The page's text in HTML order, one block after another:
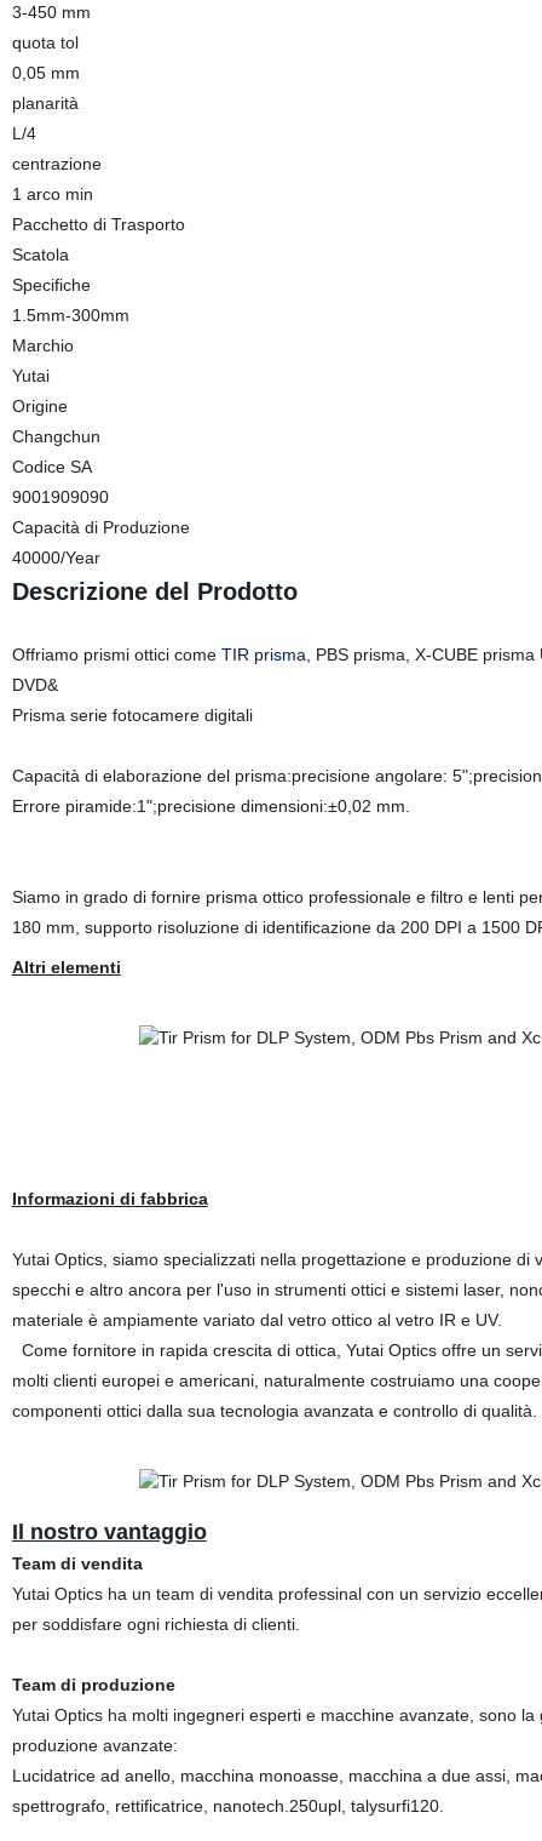
3-450 mm
quota tol
0,05 mm
planarità
L/4
centrazione
1 arco min
Pacchetto di Trasporto
Scatola
Specifiche
1.5mm-300mm
Marchio
Yutai
Origine
Changchun
Codice SA
9001909090
Capacità di Produzione
40000/Year
Descrizione del Prodotto
Offriamo prismi ottici come TIR prisma , PBS prisma, X-CUBE
DVD&
Prisma serie fotocamere digitali
Capacità di elaborazione del prisma:precisione angolare:
Errore piramide:1";precisione dimensioni:±0,02 mm.
Siamo in grado di fornire prisma ottico professionale e filtro e lenti
180 mm, supporto risoluzione di identificazione da 200 DPI a 1500
Altri elementi
Informazioni di fabbrica
Yutai Optics, siamo specializzati nella progettazione e produzione
specchi e altro ancora per l'uso in strumenti ottici e sistemi laser,
materiale è ampiamente variato dal vetro ottico al vetro IR e UV.
Come fornitore in rapida crescita di ottica, Yutai Optics offre un
molti clienti europei e americani, naturalmente costruiamo una
componenti ottici dalla sua tecnologia avanzata e controllo di qualità.
Il nostro vantaggio
Team di vendita
Yutai Optics ha un team di vendita professinal con un servizio
per soddisfare ogni richiesta di clienti.
Team di produzione
Yutai Optics ha molti ingegneri esperti e macchine avanzate, sono
produzione avanzate:
Lucidatrice ad anello, macchina monoasse, macchina a due assi,
spettrografo, rettificatrice, nanotech.250upl, talysurfi120.